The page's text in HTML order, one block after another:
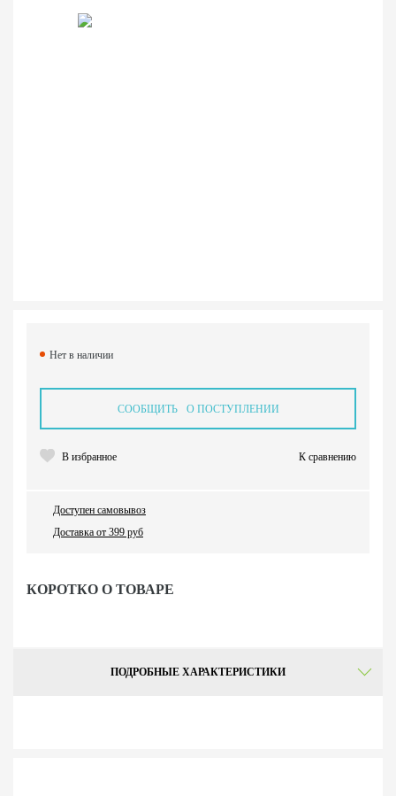
КОРОТКО О ТОВАРЕ
Нет в наличии
СООБЩИТЬ О ПОСТУПЛЕНИИ
В избранное К сравнению
Доступен самовывоз
Доставка от 399 руб
ПОДРОБНЫЕ ХАРАКТЕРИСТИКИ